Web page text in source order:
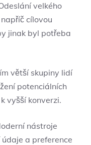
velkého
cílovou
jinak byl potřeba
větší skupiny lidí
potenciálních
k vyšší konverzi.
nástroje
a preference